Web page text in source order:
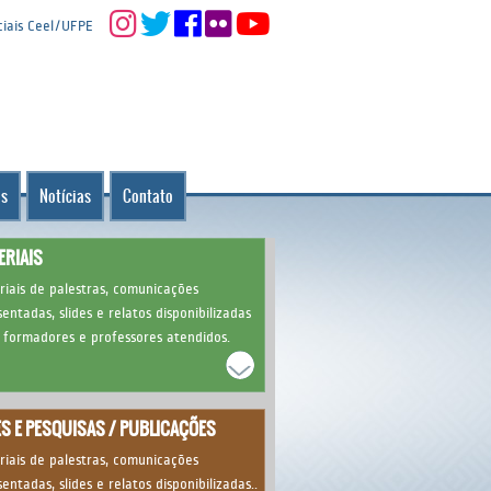
Ceel/UFPE
Notícias Contato
de palestras, comunicações
slides e relatos disponibilizadas
formadores e professores atendidos.
E PESQUISAS / PUBLICAÇÕES
de palestras, comunicações
slides e relatos disponibilizadas..